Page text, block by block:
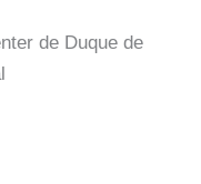
de Duque de